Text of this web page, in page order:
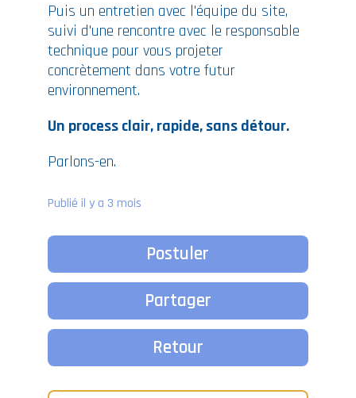
Puis un entretien avec l'équipe du site,
suivi d'une rencontre avec le responsable
technique pour vous projeter
concrètement dans votre futur
environnement.
Un process clair, rapide, sans détour.
Parlons-en.
Publié il y a 3 mois
Postuler
Partager
Retour